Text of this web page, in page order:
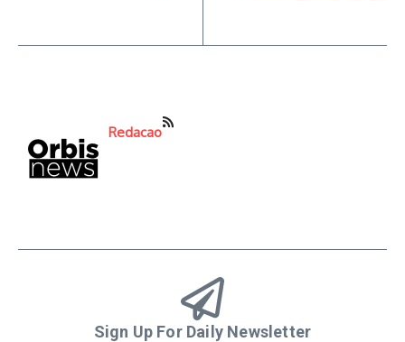
Redacao
Sign Up For Daily Newsletter